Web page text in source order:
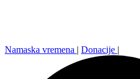
Namaska vremena | Donacije |